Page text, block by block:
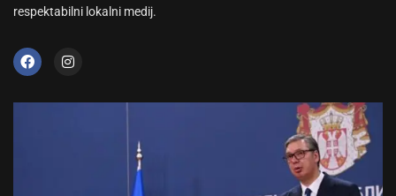
respektabilni lokalni medij.